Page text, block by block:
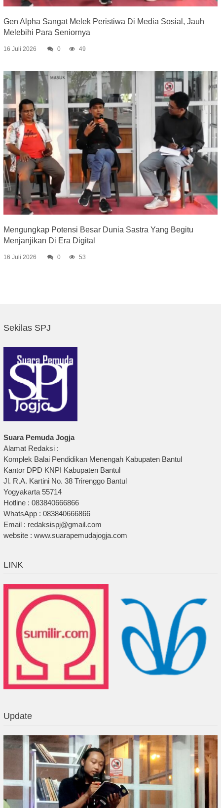
Gen Alpha Sangat Melek Peristiwa Di Media Sosial, Jauh
Melebihi Para Seniornya
16 Juli 2026 0 49
Mengungkap Potensi Besar Dunia Sastra Yang Begitu
Menjanjikan Di Era Digital
16 Juli 2026 0 53
Sekilas SPJ
Suara Pemuda Jogja
Alamat Redaksi :
Komplek Balai Pendidikan Menengah Kabupaten Bantul
Kantor DPD KNPI Kabupaten Bantul
Jl. R.A. Kartini No. 38 Trirenggo Bantul
Yogyakarta 55714
Hotline : 083840666866
WhatsApp : 083840666866
Email : redaksispj@gmail.com
website : www.suarapemudajogja.com
LINK
Update